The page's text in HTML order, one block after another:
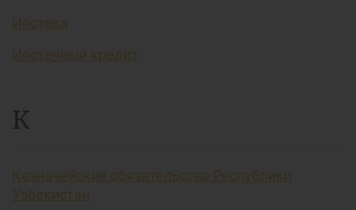
Ипотека
Ипотечный кредит
К
Казначейские обязательства Республики
Узбекистан